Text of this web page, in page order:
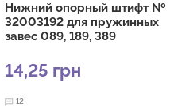
Нижний опорный штифт №
32003192 для пружинных
завес 089, 189, 389
14,25 грн
12